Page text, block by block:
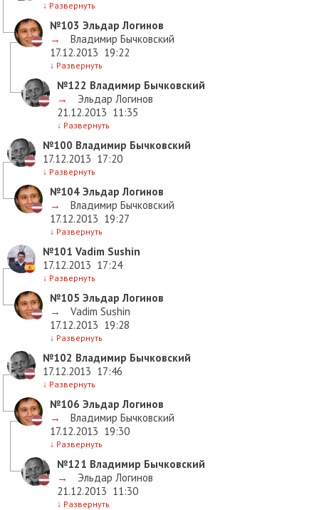
↓ Развернуть
№103 Эльдар Логинов
→
Владимир Бычковский
17.12.2013 19:22
↓ Развернуть
№122 Владимир Бычковский
→
Эльдар Логинов
21.12.2013 11:35
↓ Развернуть
№100 Владимир Бычковский
17.12.2013 17:20
↓ Развернуть
№104 Эльдар Логинов
→
Владимир Бычковский
17.12.2013 19:27
↓ Развернуть
№101 Vadim Sushin
17.12.2013 17:24
↓ Развернуть
№105 Эльдар Логинов
→
Vadim Sushin
17.12.2013 19:28
↓ Развернуть
№102 Владимир Бычковский
17.12.2013 17:46
↓ Развернуть
№106 Эльдар Логинов
→
Владимир Бычковский
17.12.2013 19:30
↓ Развернуть
№121 Владимир Бычковский
→
Эльдар Логинов
21.12.2013 11:30
↓ Развернуть